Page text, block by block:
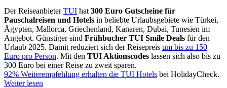
Der ReiseanbieterTUI hat 300 Euro Gutscheine für
Pauschalreisen und Hotels in beliebte Urlaubsgebiete wie Türkei,
Ägypten, Mallorca, Griechenland, Kanaren, Dubai, Tunesien im
Angebot. Günstiger sind Frühbucher TUI Smile Deals für den
Urlaub 2025. Damit reduziert sich der Reisepreis um bis zu 150
Euro pro Person. Mit den TUI Aktionscodes lassen sich also bis zu
300 Euro bei einer Reise zu zweit sparen.
92% Weiterempfehlung erhalten die TUI Hotels bei HolidayCheck.
Weiter lesen